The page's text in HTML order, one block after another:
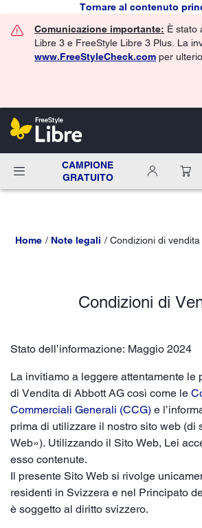
Tornare al contenuto
Comunicazione importante: È stato
Libre 3 e FreeStyle Libre 3 Plus. La
www.FreeStyleCheck.com per
CAMPIONE
GRATUITO
Home Note legali Condizioni di vendita
Condizioni di
Stato dell’informazione: Maggio 2024
La invitiamo a leggere attentamente le
di Vendita di Abbott AG così come le
Commerciali Generali (CCG) e
prima di utilizzare il nostro sito web (di
Web»). Utilizzando il Sito Web, Lei
esso contenute.
Il presente Sito Web si rivolge
residenti in Svizzera e nel Principato
è soggetto al diritto svizzero.